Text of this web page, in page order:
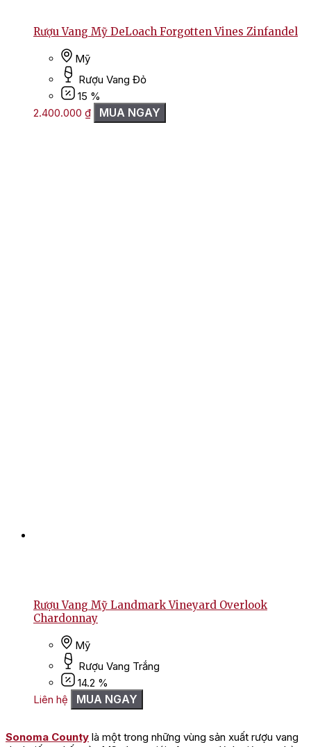
Rượu Vang Mỹ DeLoach Forgotten Vines Zinfandel
Mỹ
Rượu Vang Đỏ
15 %
2.400.000 ₫ MUA NGAY
Rượu Vang Mỹ Landmark Vineyard Overlook
Chardonnay
Mỹ
Rượu Vang Trắng
14.2 %
Liên hệ
MUA NGAY
Sonoma County là một trong những vùng sản xuất rượu vang